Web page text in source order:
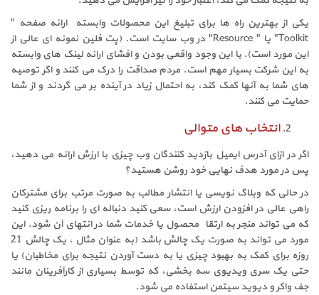
یکی از بهترین راه ها برای تبلیغ این محصولات وابسته ارائه صفحه "
Toolkit" یا " Resource" در وب سایت است. (پت فلین نمونه ای عالی از
این مورد است). با این وجود واقعی بودن و افشای ارائه لینک های وابسته
به این شرکت بسیار مهم است. مردم صداقت را درک می کنند و اگر توصیه
های شما به آنها کمک کند، به احتمال زیاد در آینده بر می گردند و از شما
حمایت می کنند.
انتخاب های متوالی
اگر در ازای آدرس ایمیل بازدید کنندگان وب چیزی با ارزش ارائه می دهید،
پس در مورد هدف نهایی خود روشن هستید؟
در حالی که وبلاگ نویسی یا انتشار مطالب به صورت مرتب برای مشترکان
راهی عالی در افزودن ارزش است، سعی کنید دنباله ای را برنامه ریزی کنید
که می تواند منجر به ارتقاء محصول یا خدمات شما در انتهای آن شود. این
مورد می تواند به صورت یک چالش باشد (به عنوان مثال ، یک چالش 21
روزه برای کمک به بهبود چیزی یا به دست آوردن نتیجه برای مخاطبان) یا
حتی یک سری ویدیوی سه بخشی، که توسط بسیاری از کارآفرینان مانند
جف واکر و دیوید سیتمن استفاده می شود.